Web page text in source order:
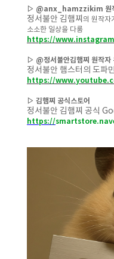
▷ @anx_hamzzikim 원
정서불안 김햄찌 의 원작자
소소한 일상을 다룸
https://
▷ @정서불안김햄찌 원작자
정서불안 햄스터의 도파
https://
▷ 김햄찌 공식스토어
정서불안 김햄찌 공식
https://